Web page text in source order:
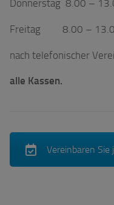
Donnerstag 8.00 –
Freitag 8.00 –
nach telefonischer
alle Kassen.
Vereinbaren